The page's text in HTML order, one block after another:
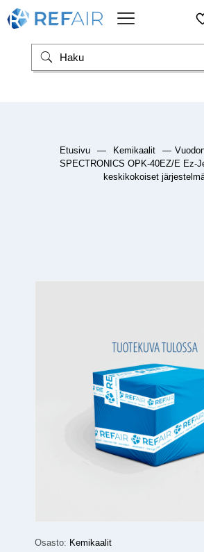
Etusivu — Kemikaalit —
SPECTRONICS OPK-40EZ/E Ez-
keskikokoiset
Osasto: Kemikaalit